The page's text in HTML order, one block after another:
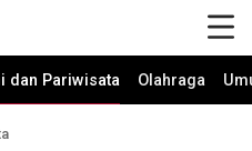
dan Pariwisata Olahraga